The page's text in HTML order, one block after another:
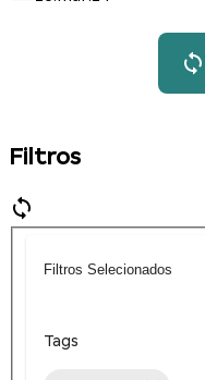
Filtros
Filtros Selecionados
Tags